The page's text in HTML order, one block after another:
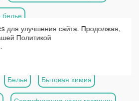
белье
продукции
Честный ЗНАК
Белье Бытовая химия
для улучшения сайта. Продолжая,
Политикой
.